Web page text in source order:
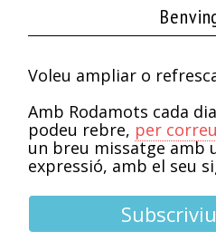
Voleu ampliar o
Amb Rodamots cada
podeu rebre, per
un breu missatge amb
expressió, amb el seu